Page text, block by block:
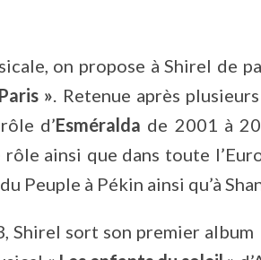
on propose à Shirel de
». Retenue après
d’Esméralda de 2001 à
ainsi que dans toute
Peuple à Pékin ainsi qu’à
Shirel sort son premier album